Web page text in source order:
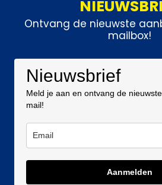
Ontvang de nieuwste
mailbox!
Nieuwsbrief
Meld je aan en ontvang de
mail!
Aanmelden